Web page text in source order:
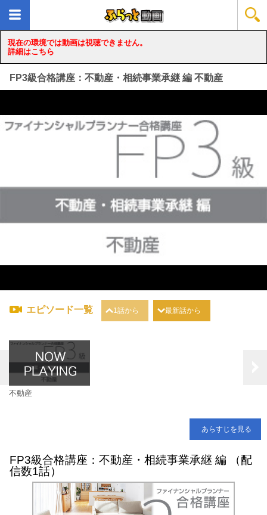
現在の環境では動画は視聴できません。
詳細はこちら
FP3級合格講座：不動産・相続事業承継 編 不動産
loading...
エピソード一覧 1話から 最新話から
不動産
あらすじを見る
FP3級合格講座：不動産・相続事業承継 編 （配
信数1話）